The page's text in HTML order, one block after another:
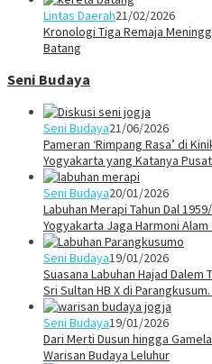
Lintas Daerah21/02/2026
Kronologi Tiga Remaja
Batang
Seni Budaya
Seni Budaya21/06/2026
Pameran ‘Rimpang Rasa’ di
Yogyakarta yang Katanya
Seni Budaya20/01/2026
Labuhan Merapi Tahun Dal
Yogyakarta Jaga Harmoni
Seni Budaya19/01/2026
Suasana Labuhan Hajad
Sri Sultan HB X di
Seni Budaya19/01/2026
Dari Merti Dusun hingga
Warisan Budaya Leluhur